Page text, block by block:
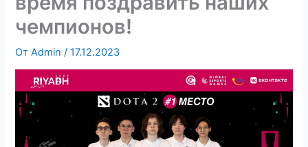
чемпионов!
ОтAdmin/17.12.2023